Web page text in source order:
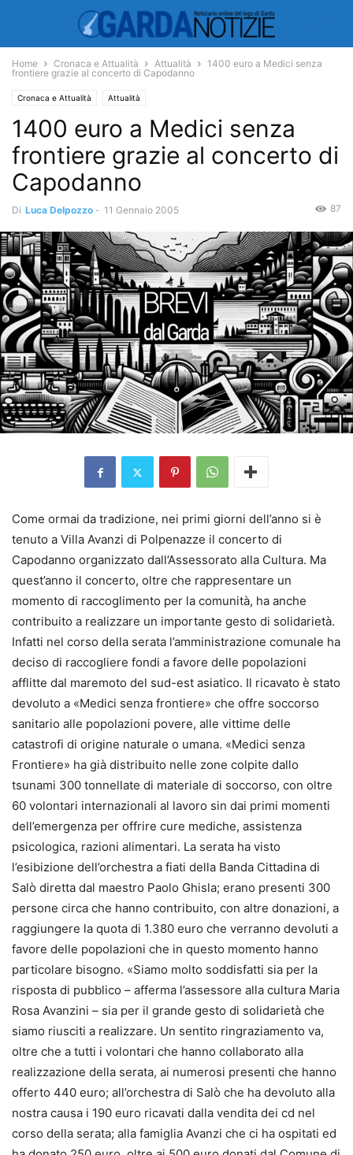
Home Cronaca e Attualità Attualità
1400 euro a Medici senza
frontiere grazie al concerto di Capodanno
Cronaca e Attualità Attualità
1400 euro a Medici senza
frontiere grazie al concerto di
Capodanno
Di Luca Delpozzo - 11 Gennaio 2005 87
Come ormai da tradizione, nei primi giorni dell’anno si è
tenuto a Villa Avanzi di Polpenazze il concerto di
Capodanno organizzato dall’Assessorato alla Cultura. Ma
quest’anno il concerto, oltre che rappresentare un
momento di raccoglimento per la comunità, ha anche
contribuito a realizzare un importante gesto di solidarietà.
Infatti nel corso della serata l’amministrazione comunale ha
deciso di raccogliere fondi a favore delle popolazioni
afflitte dal maremoto del sud-est asiatico. Il ricavato è stato
devoluto a «Medici senza frontiere» che offre soccorso
sanitario alle popolazioni povere, alle vittime delle
catastrofi di origine naturale o umana. «Medici senza
Frontiere» ha già distribuito nelle zone colpite dallo
tsunami 300 tonnellate di materiale di soccorso, con oltre
60 volontari internazionali al lavoro sin dai primi momenti
dell’emergenza per offrire cure mediche, assistenza
psicologica, razioni alimentari. La serata ha visto
l’esibizione dell’orchestra a fiati della Banda Cittadina di
Salò diretta dal maestro Paolo Ghisla; erano presenti 300
persone circa che hanno contribuito, con altre donazioni, a
raggiungere la quota di 1.380 euro che verranno devoluti a
favore delle popolazioni che in questo momento hanno
particolare bisogno. «Siamo molto soddisfatti sia per la
risposta di pubblico – afferma l’assessore alla cultura Maria
Rosa Avanzini – sia per il grande gesto di solidarietà che
siamo riusciti a realizzare. Un sentito ringraziamento va,
oltre che a tutti i volontari che hanno collaborato alla
realizzazione della serata, ai numerosi presenti che hanno
offerto 440 euro; all’orchestra di Salò che ha devoluto alla
nostra causa i 190 euro ricavati dalla vendita dei cd nel
corso della serata; alla famiglia Avanzi che ci ha ospitati ed